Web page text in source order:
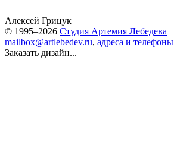
Алексей Грицук
© 1995–2026 Студия Артемия Лебедева
mailbox@artlebedev.ru, адреса и телефоны
Заказать дизайн...